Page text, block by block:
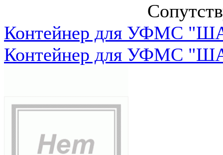
Контейнер для УФМС
Контейнер для УФМС